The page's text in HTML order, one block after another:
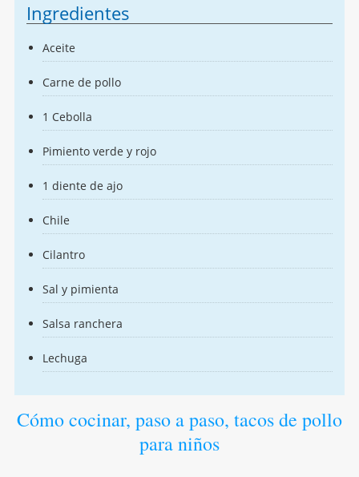
Ingredientes
Aceite
Carne de pollo
1 Cebolla
Pimiento verde y rojo
1 diente de ajo
Chile
Cilantro
Sal y pimienta
Salsa ranchera
Lechuga
Cómo cocinar, paso a paso, tacos de pollo
para niños